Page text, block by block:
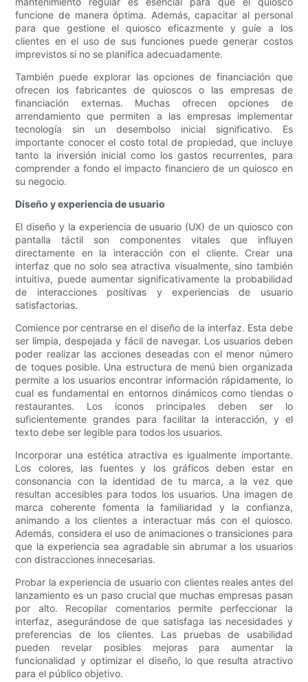
funcione de manera óptima. Además, capacitar al personal
para que gestione el quiosco eficazmente y guíe a los
clientes en el uso de sus funciones puede generar costos
imprevistos si no se planifica adecuadamente.
También puede explorar las opciones de financiación que
ofrecen los fabricantes de quioscos o las empresas de
financiación externas. Muchas ofrecen opciones de
arrendamiento que permiten a las empresas implementar
tecnología sin un desembolso inicial significativo. Es
importante conocer el costo total de propiedad, que incluye
tanto la inversión inicial como los gastos recurrentes, para
comprender a fondo el impacto financiero de un quiosco en
su negocio.
Diseño y experiencia de usuario
El diseño y la experiencia de usuario (UX) de un quiosco con
pantalla táctil son componentes vitales que influyen
directamente en la interacción con el cliente. Crear una
interfaz que no solo sea atractiva visualmente, sino también
intuitiva, puede aumentar significativamente la probabilidad
de interacciones positivas y experiencias de usuario
satisfactorias.
Comience por centrarse en el diseño de la interfaz. Esta debe
ser limpia, despejada y fácil de navegar. Los usuarios deben
poder realizar las acciones deseadas con el menor número
de toques posible. Una estructura de menú bien organizada
permite a los usuarios encontrar información rápidamente, lo
cual es fundamental en entornos dinámicos como tiendas o
restaurantes. Los iconos principales deben ser lo
suficientemente grandes para facilitar la interacción, y el
texto debe ser legible para todos los usuarios.
Incorporar una estética atractiva es igualmente importante.
Los colores, las fuentes y los gráficos deben estar en
consonancia con la identidad de tu marca, a la vez que
resultan accesibles para todos los usuarios. Una imagen de
marca coherente fomenta la familiaridad y la confianza,
animando a los clientes a interactuar más con el quiosco.
Además, considera el uso de animaciones o transiciones para
que la experiencia sea agradable sin abrumar a los usuarios
con distracciones innecesarias.
Probar la experiencia de usuario con clientes reales antes del
lanzamiento es un paso crucial que muchas empresas pasan
por alto. Recopilar comentarios permite perfeccionar la
interfaz, asegurándose de que satisfaga las necesidades y
preferencias de los clientes. Las pruebas de usabilidad
pueden revelar posibles mejoras para aumentar la
funcionalidad y optimizar el diseño, lo que resulta atractivo
para el público objetivo.